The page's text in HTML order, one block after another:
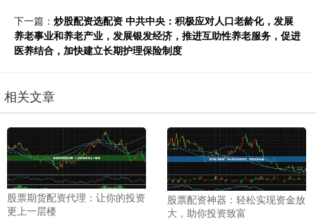
下一篇： 炒股配资选配资 中共中央：积极应对人口老龄化，发展
养老事业和养老产业，发展银发经济，推进互助性养老服务，促进
医养结合，加快建立长期护理保险制度
相关文章
股票期货配资代理：让你的投资
更上一层楼
股票配资神器：轻松实现资金放
大，助你投资致富